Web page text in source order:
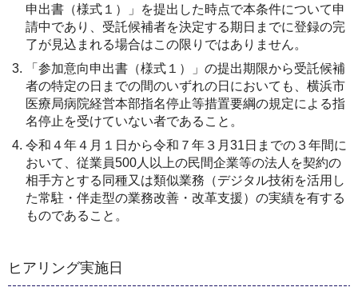
申出書（様式１）」を提出した時点で本条件について申
請中であり、受託候補者を決定する期日までに登録の完
了が見込まれる場合はこの限りではありません。
「参加意向申出書（様式１）」の提出期限から受託候補
者の特定の日までの間のいずれの日においても、横浜市
医療局病院経営本部指名停止等措置要綱の規定による指
名停止を受けていない者であること。
令和４年４月１日から令和７年３月31日までの３年間に
おいて、従業員500人以上の民間企業等の法人を契約の
相手方とする同種又は類似業務（デジタル技術を活用し
た常駐・伴走型の業務改善・改革支援）の実績を有する
ものであること。
ヒアリング実施日